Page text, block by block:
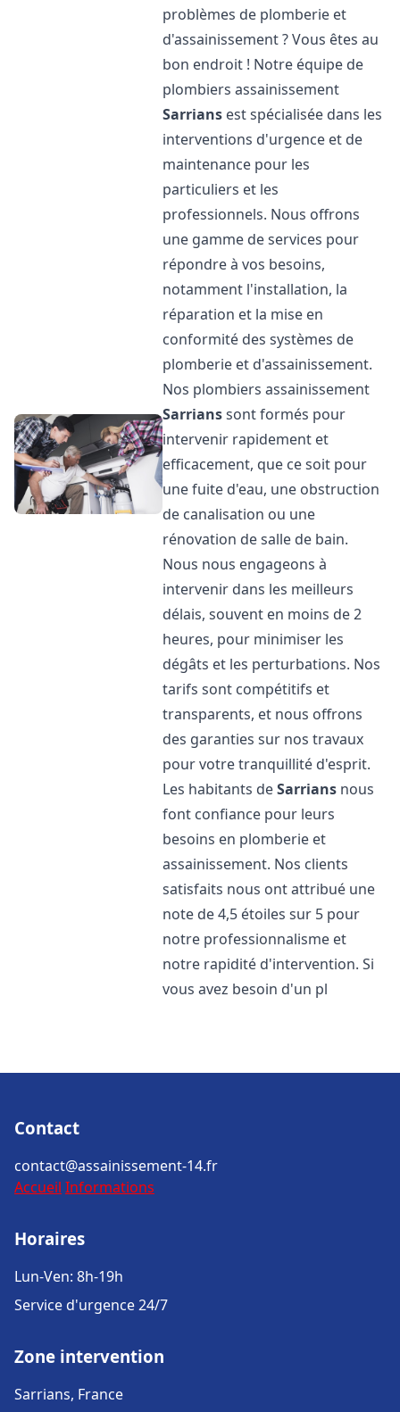
problèmes de plomberie et
d'assainissement ? Vous êtes au
bon endroit ! Notre équipe de
plombiers assainissement
Sarrians est spécialisée dans les
interventions d'urgence et de
maintenance pour les
particuliers et les
professionnels. Nous offrons
une gamme de services pour
répondre à vos besoins,
notamment l'installation, la
réparation et la mise en
conformité des systèmes de
plomberie et d'assainissement.
Nos plombiers assainissement
Sarrianssont formés pour
intervenir rapidement et
efficacement, que ce soit pour
une fuite d'eau, une obstruction
de canalisation ou une
rénovation de salle de bain.
Nous nous engageons à
intervenir dans les meilleurs
délais, souvent en moins de 2
heures, pour minimiser les
dégâts et les perturbations. Nos
tarifs sont compétitifs et
transparents, et nous offrons
des garanties sur nos travaux
pour votre tranquillité d'esprit.
Les habitants deSarrians nous
font confiance pour leurs
besoins en plomberie et
assainissement. Nos clients
satisfaits nous ont attribué une
note de 4,5 étoiles sur 5 pour
notre professionnalisme et
notre rapidité d'intervention. Si
vous avez besoin d'un pl
Contact
contact@assainissement-14.fr
Accueil Informations
Horaires
Lun-Ven: 8h-19h
Service d'urgence 24/7
Zone intervention
Sarrians, France